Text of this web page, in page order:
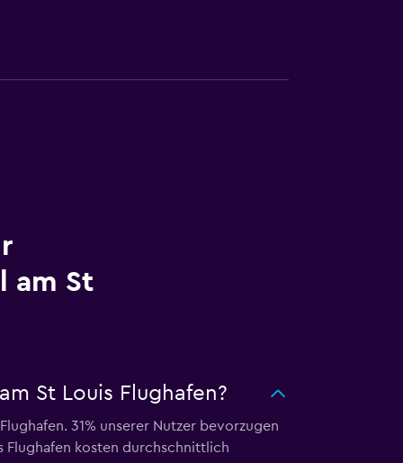
am St
St Louis Flughafen?
31% unserer Nutzer bevorzugen
Flughafen kosten durchschnittlich